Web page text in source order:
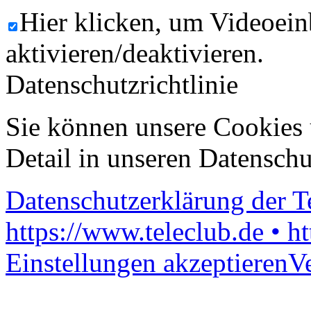
Hier klicken, um
aktivieren/deaktivieren.
Datenschutzrichtlinie
Sie können unsere
Detail in unseren
Datenschutzerklärung der
https://www.teleclub.de •
Einstellungen akzeptieren